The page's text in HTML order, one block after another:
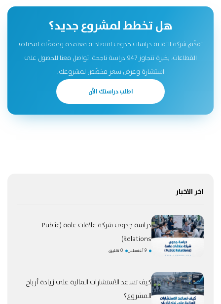
هل تخطط لمشروع جديد؟
تقدّم شركة التقنية دراسات جدوى اقتصادية معتمدة ومفصّلة لمختلف
القطاعات، بخبرة تتجاوز 947 دراسة ناجحة. تواصل معنا للحصول على
استشارة وعرض سعر مخصّص لمشروعك.
اطلب دراستك الآن
اخر الاخبار
دراسة جدوى شركة علاقات عامة (Public
Relations)
9 أغسطس 0 تعليق
كيف تساعد الاستشارات المالية على زيادة أرباح
المشروع؟